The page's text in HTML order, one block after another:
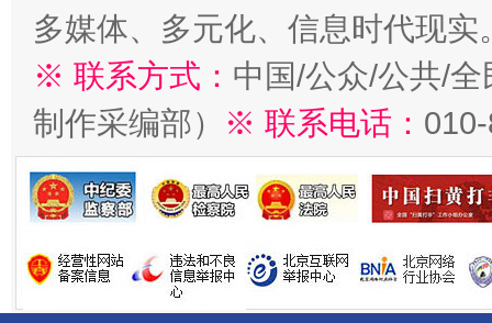
多媒体、多元化、信息时代现实
※ 联系方式： 中国/公众/公共/
制作采编部）
※ 联系电话：